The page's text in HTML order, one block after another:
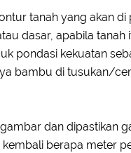
tanah yang akan
dasar, apabila
pondasi kekuatan
bambu di tusukan/
dan dipastikan
berapa meter